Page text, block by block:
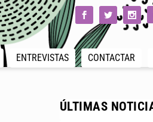
ENTREVISTAS CONTACTAR
ÚLTIMAS